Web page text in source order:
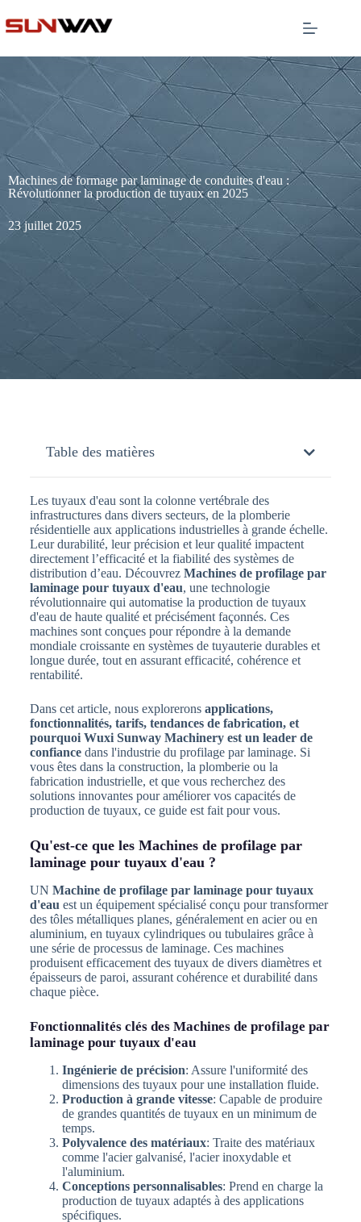
Machines de formage par laminage de conduites d'eau :
Révolutionner la production de tuyaux en 2025
23 juillet 2025
Table des matières
Les tuyaux d'eau sont la colonne vertébrale des
infrastructures dans divers secteurs, de la plomberie
résidentielle aux applications industrielles à grande échelle.
Leur durabilité, leur précision et leur qualité impactent
directement l’efficacité et la fiabilité des systèmes de
distribution d’eau. Découvrez Machines de profilage par
laminage pour tuyaux d'eau, une technologie
révolutionnaire qui automatise la production de tuyaux
d'eau de haute qualité et précisément façonnés. Ces
machines sont conçues pour répondre à la demande
mondiale croissante en systèmes de tuyauterie durables et
longue durée, tout en assurant efficacité, cohérence et
rentabilité.
Dans cet article, nous explorerons applications,
fonctionnalités, tarifs, tendances de fabrication, et
pourquoi Wuxi Sunway Machinery est un leader de
confiancedans l'industrie du profilage par laminage. Si
vous êtes dans la construction, la plomberie ou la
fabrication industrielle, et que vous recherchez des
solutions innovantes pour améliorer vos capacités de
production de tuyaux, ce guide est fait pour vous.
Qu'est-ce que les Machines de profilage par
laminage pour tuyaux d'eau ?
UN Machine de profilage par laminage pour tuyaux
d'eau est un équipement spécialisé conçu pour transformer
des tôles métalliques planes, généralement en acier ou en
aluminium, en tuyaux cylindriques ou tubulaires grâce à
une série de processus de laminage. Ces machines
produisent efficacement des tuyaux de divers diamètres et
épaisseurs de paroi, assurant cohérence et durabilité dans
chaque pièce.
Fonctionnalités clés des Machines de profilage par
laminage pour tuyaux d'eau
Ingénierie de précision: Assure l'uniformité des
dimensions des tuyaux pour une installation fluide.
Production à grande vitesse: Capable de produire
de grandes quantités de tuyaux en un minimum de
temps.
Polyvalence des matériaux: Traite des matériaux
comme l'acier galvanisé, l'acier inoxydable et
l'aluminium.
Conceptions personnalisables: Prend en charge la
production de tuyaux adaptés à des applications
spécifiques.